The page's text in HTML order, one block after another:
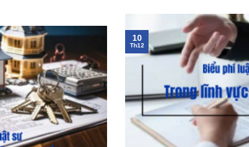
10
Th12